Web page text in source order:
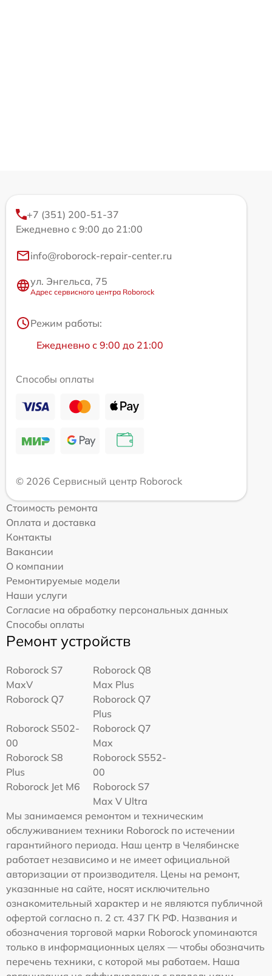
+7 (351) 200-51-37
Ежедневно с 9:00 до 21:00
info@roborock-repair-center.ru
ул. Энгельса, 75
Адрес сервисного центра Roborock
Режим работы:
Ежедневно с 9:00 до 21:00
Способы оплаты
© 2026 Сервисный центр Roborock
Стоимость ремонта
Оплата и доставка
Контакты
Вакансии
О компании
Ремонтируемые модели
Наши услуги
Согласие на обработку персональных данных
Способы оплаты
Ремонт устройств
Roborock S7
MaxV
Roborock Q8
Max Plus
Roborock Q7
Roborock Q7
Plus
Roborock S502-
00
Roborock Q7
Max
Roborock S8
Plus
Roborock S552-
00
Roborock Jet M6
Roborock S7
Max V Ultra
Мы занимаемся ремонтом и техническим
обслуживанием техники Roborock по истечении
гарантийного периода. Наш центр в Челябинске
работает независимо и не имеет официальной
авторизации от производителя. Цены на ремонт,
указанные на сайте, носят исключительно
ознакомительный характер и не являются публичной
офертой согласно п. 2 ст. 437 ГК РФ. Названия и
обозначения торговой марки Roborock упоминаются
только в информационных целях — чтобы обозначить
перечень техники, с которой мы работаем. Наша